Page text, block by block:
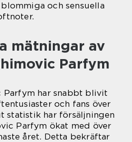
och sensuella
mätningar av
Parfym
Parfym har snabbt blivit
och fans över
statistik har försäljningen
Parfym ökat med över
året. Detta bekräftar